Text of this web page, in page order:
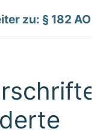
zu: § 182 AO